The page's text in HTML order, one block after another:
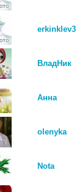
erkinklev3
ВладНик
Анна
olenyka
Nota